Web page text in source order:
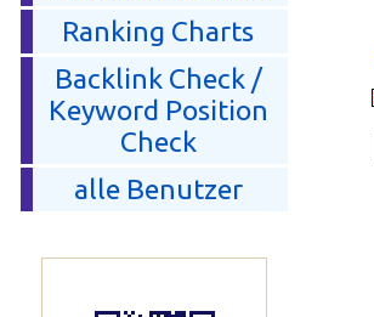
Ranking Charts
Backlink Check /
Keyword Position
Check
alle Benutzer